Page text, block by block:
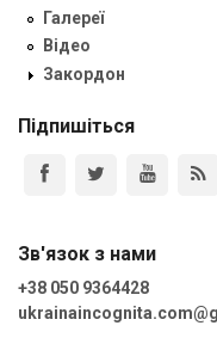
Галереї
Відео
Закордон
Підпишіться
Зв'язок з нами
+38 050 9364428